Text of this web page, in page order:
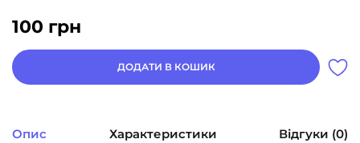
100 грн
ДОДАТИ В КОШИК
Опис Характеристики Відгуки (0)